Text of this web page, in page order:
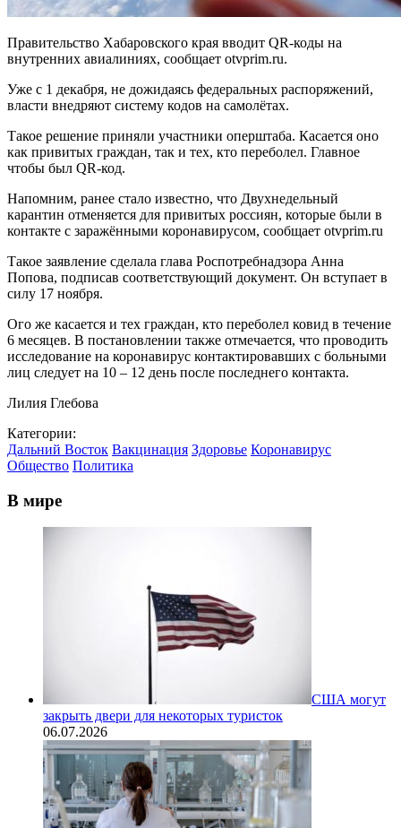
Правительство Хабаровского края вводит QR-коды на
внутренних авиалиниях, сообщает otvprim.ru.
Уже с 1 декабря, не дожидаясь федеральных распоряжений,
власти внедряют систему кодов на самолётах.
Такое решение приняли участники оперштаба. Касается оно
как привитых граждан, так и тех, кто переболел. Главное
чтобы был QR-код.
Напомним, ранее стало известно, что Двухнедельный
карантин отменяется для привитых россиян, которые были в
контакте с заражёнными коронавирусом, сообщает otvprim.ru
Такое заявление сделала глава Роспотребнадзора Анна
Попова, подписав соответствующий документ. Он вступает в
силу 17 ноября.
Ого же касается и тех граждан, кто переболел ковид в течение
6 месяцев. В постановлении также отмечается, что проводить
исследование на коронавирус контактировавших с больными
лиц следует на 10 – 12 день после последнего контакта.
Лилия Глебова
Категории:
Дальний Восток Вакцинация Здоровье Коронавирус
Общество Политика
В мире
США могут
закрыть двери для некоторых туристок
06.07.2026